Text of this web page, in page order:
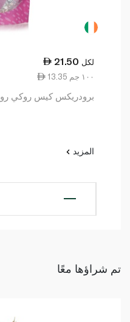
21.50 لكل
13.35 ١٠٠ جم
برودريكس كيس روكي رود
المزيد
تم شراؤها معًا